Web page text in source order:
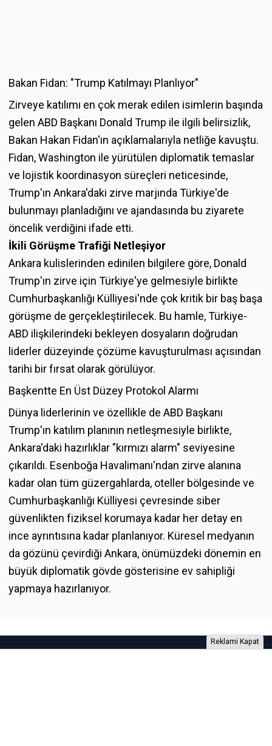
Bakan Fidan: "Trump Katılmayı Planlıyor"
Zirveye katılımı en çok merak edilen isimlerin başında
gelen ABD Başkanı Donald Trump ile ilgili belirsizlik,
Bakan Hakan Fidan'ın açıklamalarıyla netliğe kavuştu.
Fidan, Washington ile yürütülen diplomatik temaslar
ve lojistik koordinasyon süreçleri neticesinde,
Trump'ın Ankara'daki zirve marjında Türkiye'de
bulunmayı planladığını ve ajandasında bu ziyarete
öncelik verdiğini ifade etti.
İkili Görüşme Trafiği Netleşiyor
Ankara kulislerinden edinilen bilgilere göre, Donald
Trump'ın zirve için Türkiye'ye gelmesiyle birlikte
Cumhurbaşkanlığı Külliyesi'nde çok kritik bir baş başa
görüşme de gerçekleştirilecek. Bu hamle, Türkiye-
ABD ilişkilerindeki bekleyen dosyaların doğrudan
liderler düzeyinde çözüme kavuşturulması açısından
tarihi bir fırsat olarak görülüyor.
Başkentte En Üst Düzey Protokol Alarmı
Dünya liderlerinin ve özellikle de ABD Başkanı
Trump'ın katılım planının netleşmesiyle birlikte,
Ankara'daki hazırlıklar "kırmızı alarm" seviyesine
çıkarıldı. Esenboğa Havalimanı'ndan zirve alanına
kadar olan tüm güzergahlarda, oteller bölgesinde ve
Cumhurbaşkanlığı Külliyesi çevresinde siber
güvenlikten fiziksel korumaya kadar her detay en
ince ayrıntısına kadar planlanıyor. Küresel medyanın
da gözünü çevirdiği Ankara, önümüzdeki dönemin en
büyük diplomatik gövde gösterisine ev sahipliği
yapmaya hazırlanıyor.
Reklami Kapat